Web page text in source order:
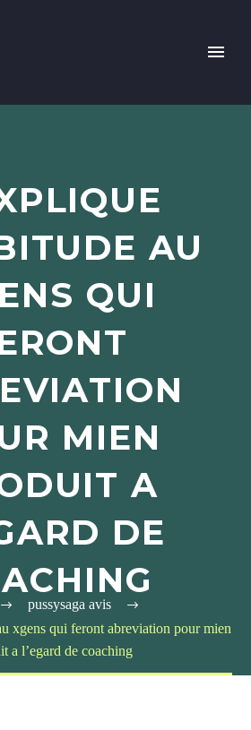
AU
QUI
MIEN
A
DE
pussysaga avis
xgens qui feront abreviation pour mien
a l’egard de coaching